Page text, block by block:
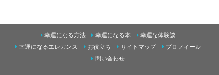
幸運になる方法 幸運になる本
幸運な体験談
幸運になるエレガンス
お役立ち サイトマップ
プロフィール
問い合わせ